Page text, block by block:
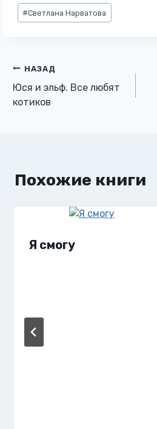
Метки
записи:
#Светлана Нарватова
Навигация
по
НАЗАД
Юся и эльф. Все любят
котиков
Похожие книги
Я смогу